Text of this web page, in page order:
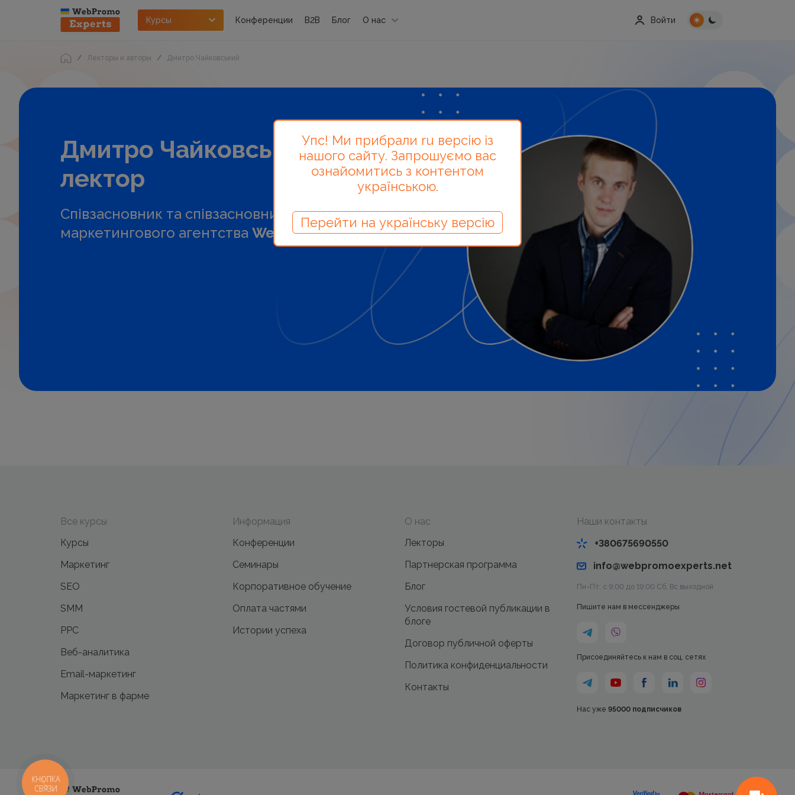
Курсы Конференции B2B Блог О нас Войти
Лекторы и авторы Дмитро Чайковський
Дмитро Чайковський -
лектор
Співзасновник та співзасновник уFranchPromoта
маркетингового агентства WebFace
Все курсы
Курсы
Маркетинг
SEO
SMM
PPC
Веб-аналитика
Email-маркетинг
Маркетинг в фарме
Информация
Конференции
Семинары
Корпоративное обучение
Оплата частями
Истории успеха
О нас
Лекторы
Партнерская программа
Блог
Условия гостевой публикации в
блоге
Договор публичной оферты
Политика конфиденциальности
Контакты
Наши контакты
+380675690550
info@webpromoexperts.net
Пн-Пт: с 9:00 до 19:00 Cб, Вс выходной
Пишите нам в мессенджеры
Присоединяйтесь к нам в соц. сетях
Нас уже 95000 подписчиков
Упс! Ми прибрали ru версію із
нашого сайту. Запрошуємо вас
ознайомитись з контентом
українською.
Перейти на українську версію
КНОПКА
СВЯЗИ